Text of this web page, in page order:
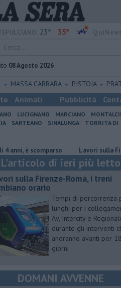
23° 35°
08 Agosto 2026
MASSA CARRARA PISTOIA
Animali Pubblicità
LUCIGNANO MARCIANO
SARTEANO SINALUNGA
TORRITA DI
Lavori sulla Firenze-
L'articolo di ieri più letto
sulla Firenze-Roma, i treni
orario
Tempi di percorrenza
lunghi per i
Av, Intercity e Regionali
durante gli interventi
andranno avanti per 18
giorni
DOMANI AVVENNE